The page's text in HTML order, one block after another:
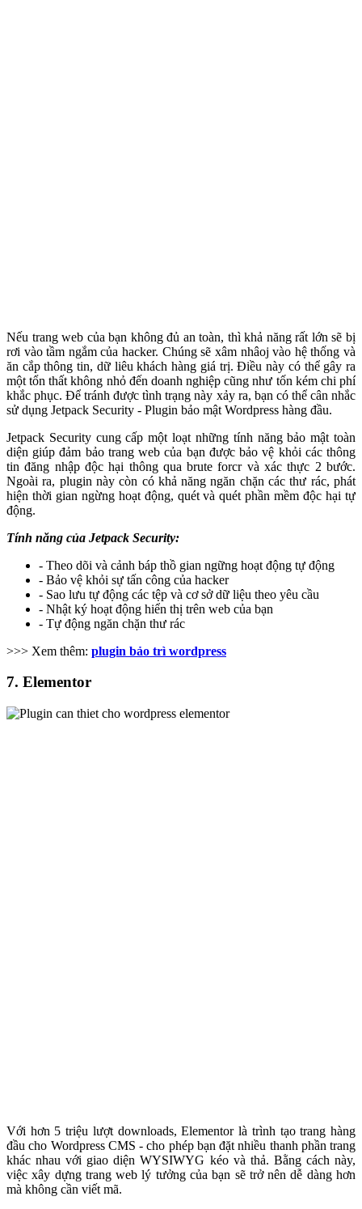
Nếu trang web của bạn không đủ an toàn, thì khả năng rất lớn sẽ bị
rơi vào tầm ngắm của hacker. Chúng sẽ xâm nhâoj vào hệ thống và
ăn cắp thông tin, dữ liêu khách hàng giá trị. Điều này có thể gây ra
một tổn thất không nhỏ đến doanh nghiệp cũng như tốn kém chi phí
khắc phục. Để tránh được tình trạng này xảy ra, bạn có thể cân nhắc
sử dụng Jetpack Security - Plugin bảo mật Wordpress hàng đầu.
Jetpack Security cung cấp một loạt những tính năng bảo mật toàn
diện giúp đảm bảo trang web của bạn được bảo vệ khỏi các thông
tin đăng nhập độc hại thông qua brute forcr và xác thực 2 bước.
Ngoài ra, plugin này còn có khả năng ngăn chặn các thư rác, phát
hiện thời gian ngừng hoạt động, quét và quét phần mềm độc hại tự
động.
Tính năng của Jetpack Security:
- Theo dõi và cảnh báp thồ gian ngững hoạt động tự động
- Bảo vệ khỏi sự tấn công của hacker
- Sao lưu tự động các tệp và cơ sở dữ liệu theo yêu cầu
- Nhật ký hoạt động hiển thị trên web của bạn
- Tự động ngăn chặn thư rác
>>> Xem thêm: plugin bảo trì wordpress
7. Elementor
Với hơn 5 triệu lượt downloads, Elementor là trình tạo trang hàng
đầu cho Wordpress CMS - cho phép bạn đặt nhiều thanh phần trang
khác nhau với giao diện WYSIWYG kéo và thả. Bằng cách này,
việc xây dựng trang web lý tưởng của bạn sẽ trở nên dễ dàng hơn
mà không cần viết mã.